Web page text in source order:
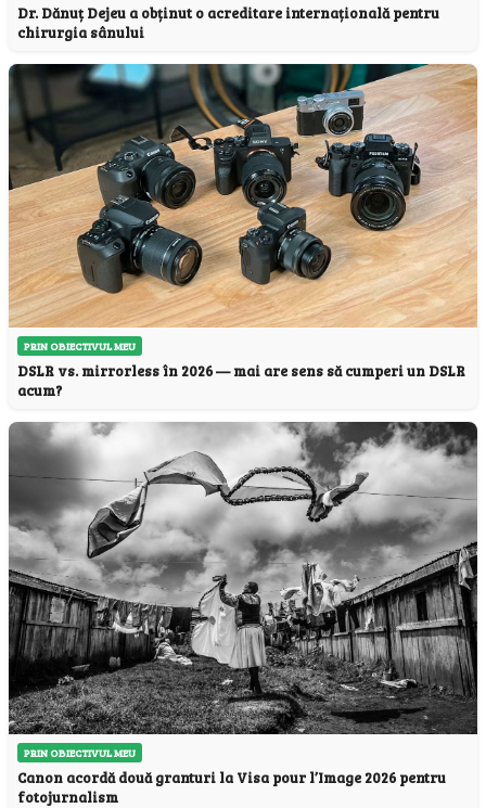
Dr. Dănuț Dejeu a obținut o acreditare internațională pentru
chirurgia sânului
PRIN OBIECTIVUL MEU
DSLR vs. mirrorless în 2026 — mai are sens să cumperi un DSLR
acum?
PRIN OBIECTIVUL MEU
Canon acordă două granturi la Visa pour l’Image 2026 pentru
fotojurnalism